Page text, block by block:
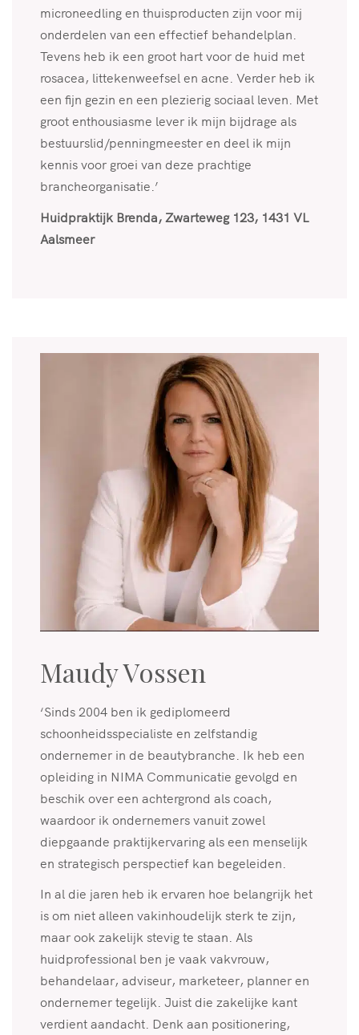
microneedling en thuisproducten zijn voor mij
onderdelen van een effectief behandelplan.
Tevens heb ik een groot hart voor de huid met
rosacea, littekenweefsel en acne. Verder heb ik
een fijn gezin en een plezierig sociaal leven. Met
groot enthousiasme lever ik mijn bijdrage als
bestuurslid/penningmeester en deel ik mijn
kennis voor groei van deze prachtige
brancheorganisatie.’
Huidpraktijk Brenda, Zwarteweg 123, 1431 VL
Aalsmeer
Maudy Vossen
‘Sinds 2004 ben ik gediplomeerd
schoonheidsspecialiste en zelfstandig
ondernemer in de beautybranche. Ik heb een
opleiding in NIMA Communicatie gevolgd en
beschik over een achtergrond als coach,
waardoor ik ondernemers vanuit zowel
diepgaande praktijkervaring als een menselijk
en strategisch perspectief kan begeleiden.
In al die jaren heb ik ervaren hoe belangrijk het
is om niet alleen vakinhoudelijk sterk te zijn,
maar ook zakelijk stevig te staan. Als
huidprofessional ben je vaak vakvrouw,
behandelaar, adviseur, marketeer, planner en
ondernemer tegelijk. Juist die zakelijke kant
verdient aandacht. Denk aan positionering,